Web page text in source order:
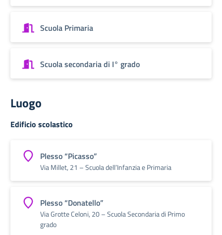
Scuola Primaria
Scuola secondaria di I° grado
Luogo
Edificio scolastico
Plesso “Picasso”
Via Millet, 21 – Scuola dell’Infanzia e Primaria
Plesso “Donatello”
Via Grotte Celoni, 20 – Scuola Secondaria di Primo
grado